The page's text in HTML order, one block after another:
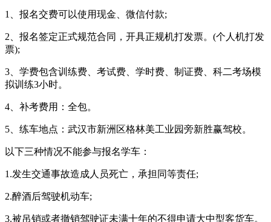
1、报名交费可以使用现金、微信付款;
2、报名签定正式规范合同，开具正规机打发票。(个人机打发
票);
3、学费包含训练费、考试费、学时费、制证费、科二考场模
拟训练3小时。
4、补考费用：全包。
5、练车地点：武汉市新洲区格林美工业园旁新胜赢驾校。
以下三种情况不能参与报名学车：
1.发生交通事故造成人员死亡，承担同等责任;
2.醉酒后驾驶机动车;
3.被吊销或者撤销驾驶证未满十年的不得申请大中型客货车。